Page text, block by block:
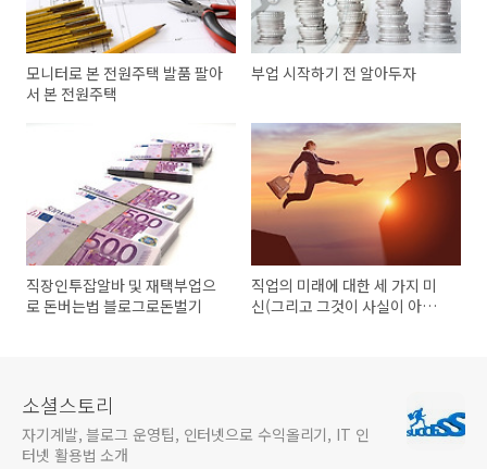
모니터로 본 전원주택 발품 팔아
서 본 전원주택
부업 시작하기 전 알아두자
직장인투잡알바 및 재택부업으
로 돈버는법 블로그로돈벌기
직업의 미래에 대한 세 가지 미
신(그리고 그것이 사실이 아닌
소셜스토리
자기계발, 블로그 운영팁, 인터넷으로 수익올리기, IT 인
터넷 활용법 소개